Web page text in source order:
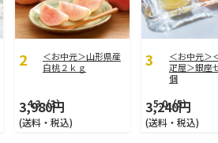
＜お中元＞山形県産
白桃２ｋｇ
4.3（3）
3,980円
(送料・税込)
＜お中元＞
疋屋＞銀座
個
5.0（5）
3,240円
(送料・税込)